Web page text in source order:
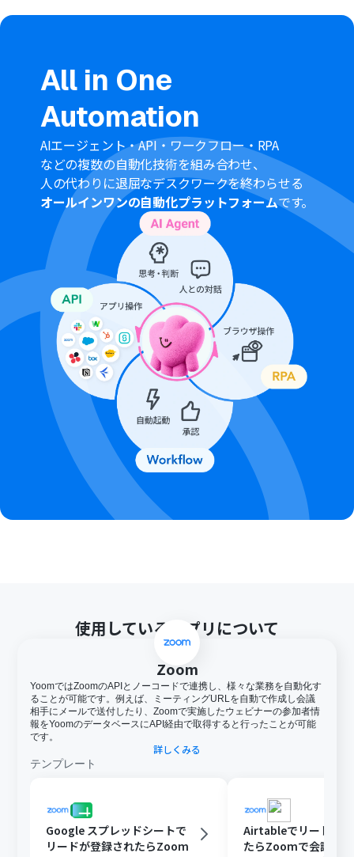
Zoom、SlackのそれぞれとYoomを連携してください。
ください。
Zoomのプランによって利用できるアクションとそうでな
いアクションがあるため、ご注意ください。
現時点では以下のアクションはZoomの有料プランのみ利
用可能です。
ミーティングが終了したら
ミーティングのレコーディング情報を取得する（ク
ラウド上に存在するレコーディングのみ取得可能な
ため）
詳細は「
Zoomでミーティングのレコーディング情報を取
得する際の注意点」をご参照ください。
All in One
Automation
AIエージェント・API・ワークフロー・RPA
などの複数の自動化技術を組み合わせ、
人の代わりに退屈なデスクワークを終わらせる
オールインワンの自動化プラットフォームです。
使用しているアプリについて
Zoom
YoomではZoomのAPIとノーコードで連携し、様々な業務を自動化す
ることが可能です。例えば、ミーティングURLを自動で作成し会議
相手にメールで送付したり、Zoomで実施したウェビナーの参加者情
報をYoomのデータベースにAPI経由で取得すると行ったことが可能
です。
詳しくみる
テンプレート
Google スプレッドシートで
リードが登録されたらZoom
Airtableでリードが
たらZoomで会議を